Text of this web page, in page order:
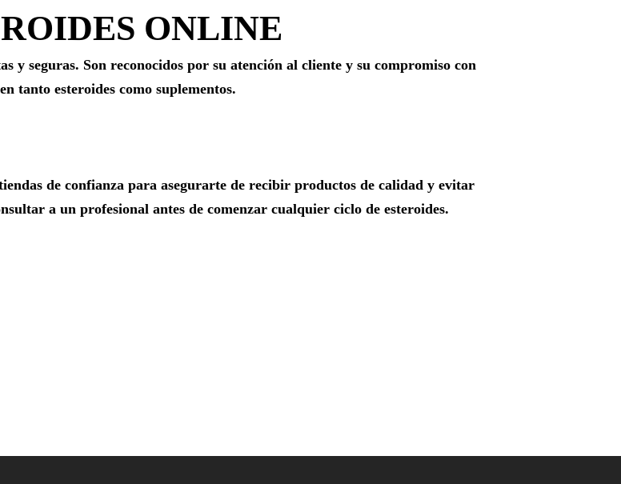
ONLINE
y seguras. Son reconocidos por su atención al cliente y su compromiso con
tanto esteroides como suplementos.
de confianza para asegurarte de recibir productos de calidad y evitar
a un profesional antes de comenzar cualquier ciclo de esteroides.